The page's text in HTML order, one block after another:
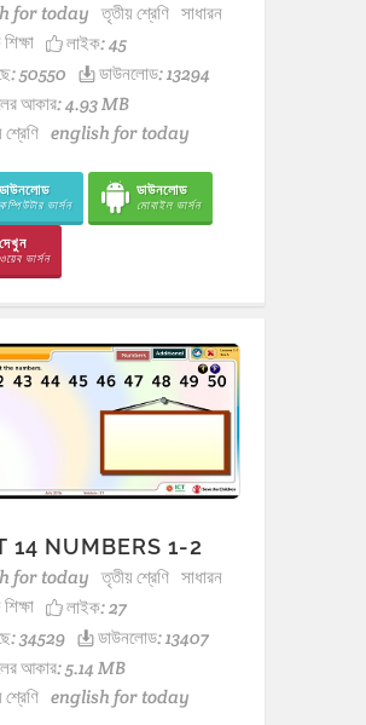
for today তৃতীয় শ্রেণি সাধারন
লাইক:45
50550
ডাউনলোড: 13294
আকার: 4.93 MB
english for today
ডাউনলোড
কম্পিউটার ভার্সন
ডাউনলোড
মোবাইল ভার্সন
দেখুন
ওয়েব ভার্সন
14 NUMBERS 1-2
for today তৃতীয় শ্রেণি সাধারন
লাইক:27
34529
ডাউনলোড: 13407
আকার: 5.14 MB
english for today